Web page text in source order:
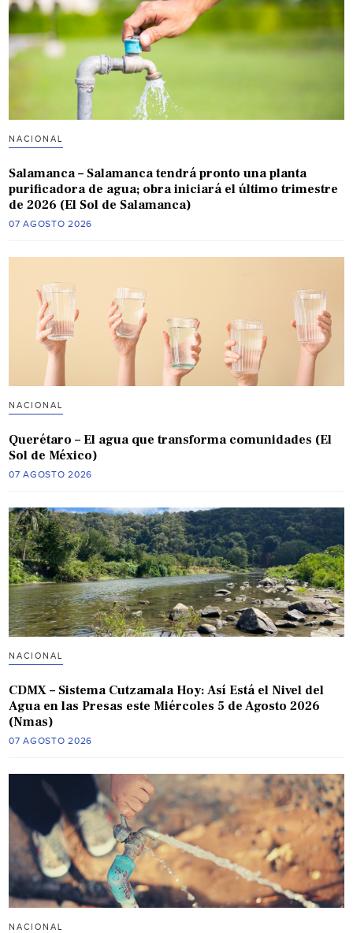
NACIONAL
Salamanca – Salamanca tendrá pronto una planta
purificadora de agua; obra iniciará el último trimestre
de 2026 (El Sol de Salamanca)
07 AGOSTO 2026
NACIONAL
Querétaro – El agua que transforma comunidades (El
Sol de México)
07 AGOSTO 2026
NACIONAL
CDMX – Sistema Cutzamala Hoy: Así Está el Nivel del
Agua en las Presas este Miércoles 5 de Agosto 2026
(Nmas)
07 AGOSTO 2026
NACIONAL